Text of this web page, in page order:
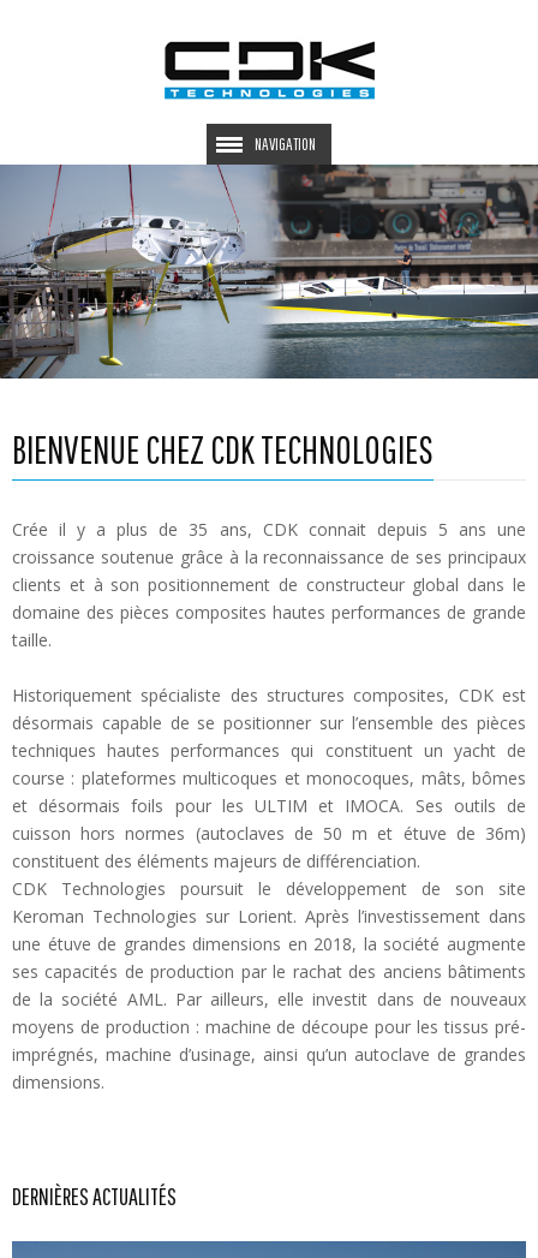
NAVIGATION
BIENVENUE CHEZ CDK TECHNOLOGIES
Crée il y a plus de 35 ans, CDK connait depuis 5 ans une
croissance soutenue grâce à la reconnaissance de ses principaux
clients et à son positionnement de constructeur global dans le
domaine des pièces composites hautes performances de grande
taille.
Historiquement spécialiste des structures composites, CDK est
désormais capable de se positionner sur l’ensemble des pièces
techniques hautes performances qui constituent un yacht de
course : plateformes multicoques et monocoques, mâts, bômes
et désormais foils pour les ULTIM et IMOCA. Ses outils de
cuisson hors normes (autoclaves de 50 m et étuve de 36m)
constituent des éléments majeurs de différenciation.
CDK Technologies poursuit le développement de son site
Keroman Technologies sur Lorient. Après l’investissement dans
une étuve de grandes dimensions en 2018, la société augmente
ses capacités de production par le rachat des anciens bâtiments
de la société AML. Par ailleurs, elle investit dans de nouveaux
moyens de production : machine de découpe pour les tissus pré-
imprégnés, machine d’usinage, ainsi qu’un autoclave de grandes
dimensions.
DERNIÈRES ACTUALITÉS
En savoir plus...